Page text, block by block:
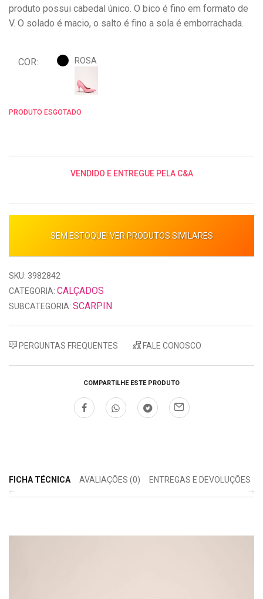
produto possui cabedal único. O bico é fino em formato de
V. O solado é macio, o salto é fino a sola é emborrachada.
COR: ROSA
PRODUTO ESGOTADO
VENDIDO E ENTREGUE PELA C&A
SEM ESTOQUE! VER PRODUTOS SIMILARES
SKU: 3982842
CATEGORIA: CALÇADOS
SUBCATEGORIA: SCARPIN
PERGUNTAS FREQUENTES FALE CONOSCO
COMPARTILHE ESTE PRODUTO
FICHA TÉCNICA AVALIAÇÕES (0) ENTREGAS E DEVOLUÇÕES